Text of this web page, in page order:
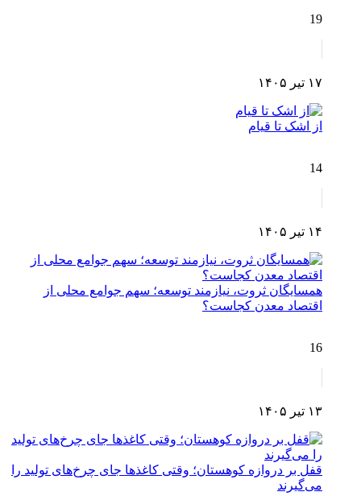
19
۱۷ تیر ۱۴۰۵
از اشک تا قیام
14
۱۴ تیر ۱۴۰۵
همسایگان ثروت، نیازمند توسعه؛ سهم جوامع محلی از
اقتصاد معدن کجاست؟
16
۱۳ تیر ۱۴۰۵
قفل بر دروازه کوهستان؛ وقتی کاغذها جای چرخ‌های تولید را
می‌گیرند